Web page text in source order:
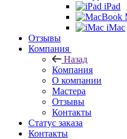
iPad
iMac
Отзывы
Компания
Назад
Компания
О компании
Мастера
Отзывы
Контакты
Статус заказа
Контакты